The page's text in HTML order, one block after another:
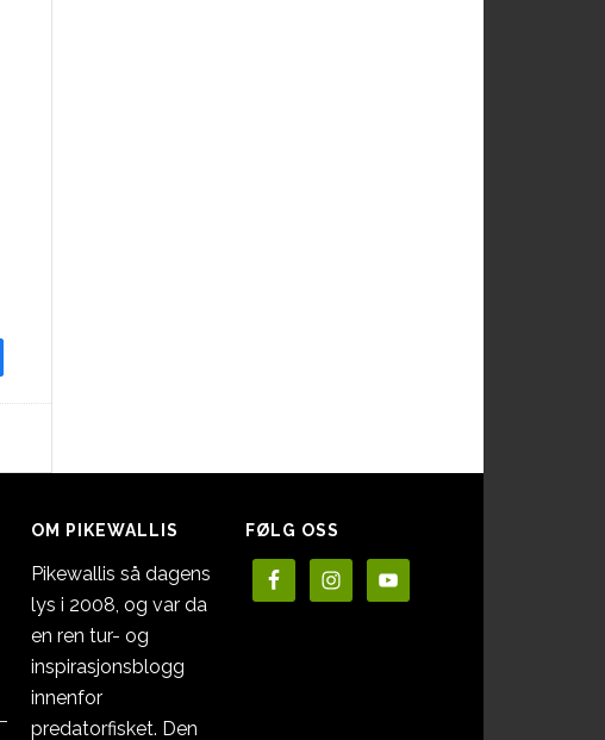
OM PIKEWALLIS
Pikewallis så dagens
lys i 2008, og var da
en ren tur- og
inspirasjonsblogg
innenfor
predatorfisket. Den
FØLG OSS